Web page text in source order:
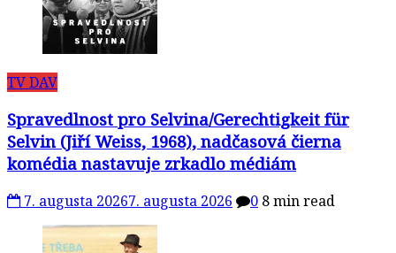
TV DAV
Spravedlnost pro Selvina/Gerechtigkeit für
Selvin (Jiří Weiss, 1968), nadčasová čierna
komédia nastavuje zrkadlo médiám
7. augusta 20267. augusta 2026 0 8 min read